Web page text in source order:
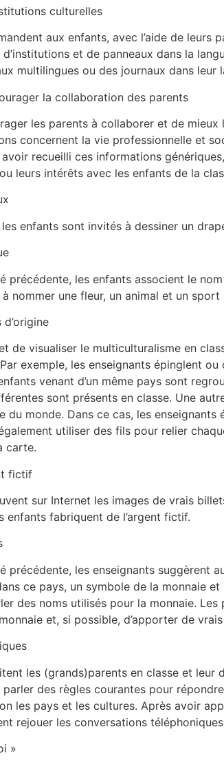
culturelles
aux enfants, avec l’aide de
et de panneaux dans la
multilingues ou des journaux dans leur
la collaboration des parents
les parents à collaborer et de
concernent la vie professionnelle et
recueilli ces informations
leurs intérêts avec les enfants de la
enfants sont invités à dessiner un
précédente, les enfants associent le
nommer une fleur, un animal et un
de visualiser le multiculturalisme en
exemple, les enseignants épinglent
venant d’un même pays sont
sont présents en classe. Une
du monde. Dans ce cas, les
utiliser des fils pour relier
carte.
fictif
sur Internet les images de vrais
enfants fabriquent de l’argent fictif.
précédente, les enseignants suggèrent
ce pays, un symbole de la monnaie
des noms utilisés pour la monnaie.
et, si possible, d’apporter de
les (grands)parents en classe et
des règles courantes pour
les pays et les cultures. Après avoir
rejouer les conversations
»